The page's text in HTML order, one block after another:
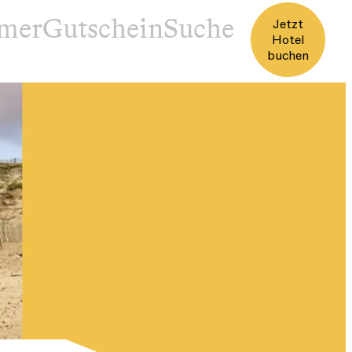
Gutschein
Jetzt
Hotel
buchen